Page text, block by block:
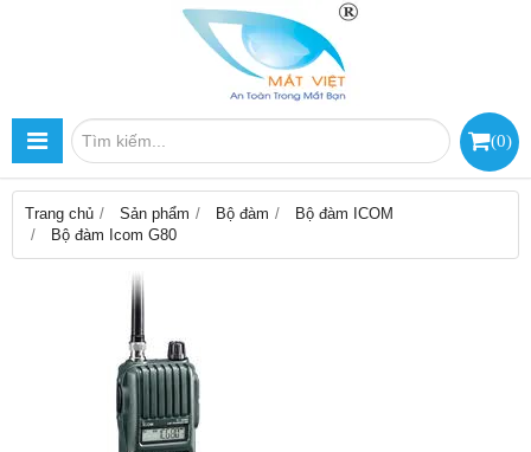
(0)
Trang chủ Sản phẩm Bộ đàm
Bộ đàm ICOM
Bộ đàm Icom G80